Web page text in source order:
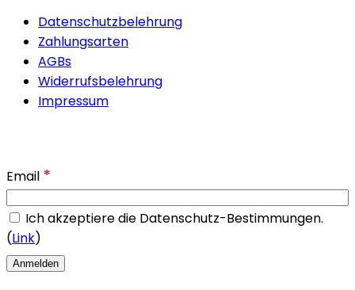
Datenschutzbelehrung
Zahlungsarten
AGBs
Widerrufsbelehrung
Impressum
Email *
Ich akzeptiere die Datenschutz-Bestimmungen.
(Link)